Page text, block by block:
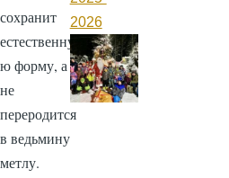
сохранит
естественну
ю форму, а
не
переродится
в ведьмину
метлу.
2026